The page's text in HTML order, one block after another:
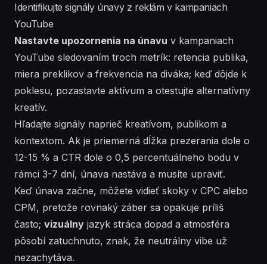
Identifikujte signály únavy z reklám v kampaniach
YouTube
Nastavte upozornenia na únavu v kampaniach
YouTube sledovaním troch metrík: retencia publika,
miera preklikov a frekvencia na diváka; keď dôjde k
poklesu, pozastavte aktívum a otestujte alternatívny
kreatív.
Hľadajte signály naprieč kreatívom, publikom a
kontextom. Ak je priemerná dĺžka prezerania dole o
12-15 % a CTR dole o 0,5 percentuálneho bodu v
rámci 3-7 dní, únava nastáva a musíte upraviť.
Keď únava začne, môžete vidieť skoky v CPC alebo
CPM, pretože rovnaký záber sa opakuje príliš
často; vizuálny jazyk stráca dopad a atmosféra
pôsobí zatuchnuto, znak, že neutrálny vibe už
nezachytáva.